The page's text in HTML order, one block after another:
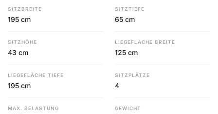
SITZBREITE
195 cm
SITZTIEFE
65 cm
SITZHÖHE
43 cm
LIEGEFLÄCHE BREITE
125 cm
LIEGEFLÄCHE TIEFE
195 cm
SITZPLÄTZE
4
MAX. BELASTUNG GEWICHT